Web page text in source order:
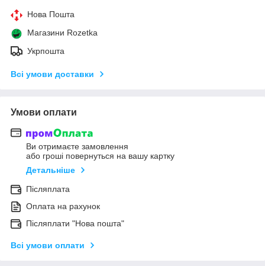
Нова Пошта
Магазини Rozetka
Укрпошта
Всі умови доставки
Умови оплати
Ви отримаєте замовлення
або гроші повернуться на вашу картку
Детальніше
Післяплата
Оплата на рахунок
Післяплати "Нова пошта"
Всі умови оплати